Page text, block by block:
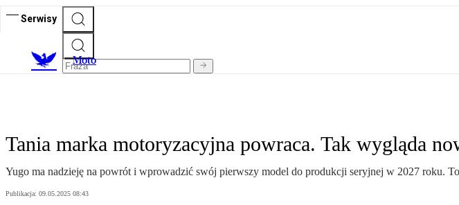
Serwisy
Moto
Tania marka motoryzacyjna powraca. Tak wygląda
Yugo ma nadzieję na powrót i wprowadzić swój pierwszy model do produkcji seryjnej w 2027 roku.
Publikacja: 09.05.2025 08:43